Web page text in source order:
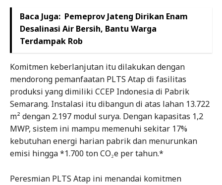
Baca Juga: Pemeprov Jateng Dirikan Enam
Desalinasi Air Bersih, Bantu Warga
Terdampak Rob
Komitmen keberlanjutan itu dilakukan dengan
mendorong pemanfaatan PLTS Atap di fasilitas
produksi yang dimiliki CCEP Indonesia di Pabrik
Semarang. Instalasi itu dibangun di atas lahan 13.722
m² dengan 2.197 modul surya. Dengan kapasitas 1,2
MWP, sistem ini mampu memenuhi sekitar 17%
kebutuhan energi harian pabrik dan menurunkan
emisi hingga *1.700 ton CO₂e per tahun.*
Peresmian PLTS Atap ini menandai komitmen